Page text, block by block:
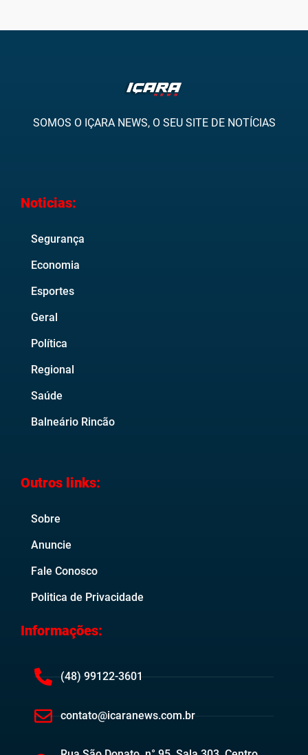
SOMOS O IÇARA NEWS, O SEU SITE DE NOTÍCIAS
Noticias:
Segurança
Economia
Esportes
Geral
Política
Regional
Saúde
Balneário Rincão
Outros links:
Sobre
Anuncie
Fale Conosco
Politica de Privacidade
Informações:
(48) 99122-3601
contato@icaranews.com.br